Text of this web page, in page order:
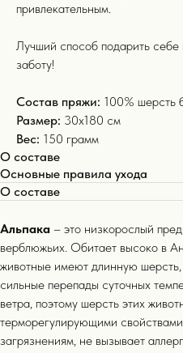
привлекательным.
Лучший способ подарить себе
заботу!
Состав пряжи: 100% шерсть
Размер: 30х180 см
Вес: 150 грамм
О составе
Основные правила ухода
О составе
Альпака – это низкорослый
верблюжьих. Обитает высоко в
животные имеют длинную
сильные перепады суточных
ветра, поэтому шерсть этих
терморегулирующими
загрязнениям, не вызывает